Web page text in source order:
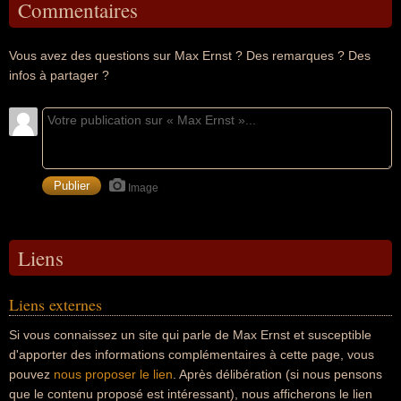
Commentaires
Vous avez des questions sur Max Ernst ? Des remarques ? Des
infos à partager ?
Image
Liens
Liens externes
Si vous connaissez un site qui parle de Max Ernst et susceptible
d'apporter des informations complémentaires à cette page, vous
pouvez nous proposer le lien . Après délibération (si nous pensons
que le contenu proposé est intéressant), nous afficherons le lien